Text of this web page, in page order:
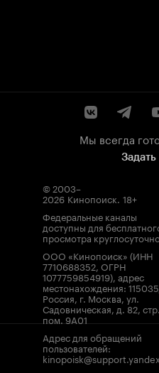
Мы всегда
© 2003–
2026 Кинопоиск. 18+
Федеральные каналы
доступны для
просмотра
ООО «Кинопоиск» (ИНН
7710688352, ОГРН
1077759854919), адрес
местонахождения:
Россия, г. Москва, ул.
Садовническая, д. 82,
пом. 9А01
Адрес для обращений
пользователей: